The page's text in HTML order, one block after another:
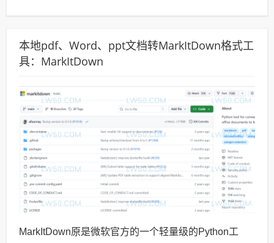
本地pdf、Word、ppt文档转MarkItDown格式工
具：MarkItDown
MarkItDown原是微软官方的一个轻量级的Python工